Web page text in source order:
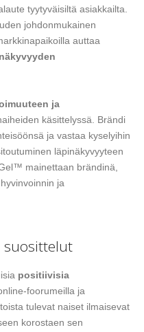
tyytyväisiltä asiakkailta.
johdonmukainen
auttaa
ja
käsittelyssä. Brändi
ja vastaa kyselyihin
läpinäkyvyyteen
mainettaan brändinä,
ja
suosittelut
positiivisia
foorumeilla ja
tulevat naiset ilmaisevat
korostaen sen